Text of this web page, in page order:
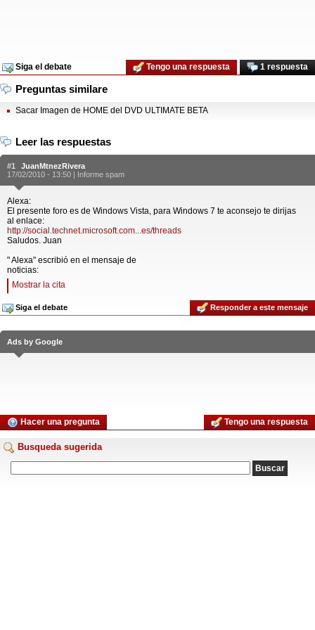
Siga el debate 1 respuesta
Tengo una respuesta
Preguntas similare
Sacar Imagen de HOME del DVD ULTIMATE BETA
Leer las respuestas
#1
JuanMtnezRivera
17/02/2010 - 13:50 | Informe spam
Alexa:
El presente foro es de Windows Vista, para Windows 7 te aconsejo te dirijas
al enlace:
http://social.technet.microsoft.com...es/threads
Saludos. Juan
" Alexa" escribió en el mensaje de
noticias:
Mostrar la cita
Siga el debate Responder a este mensaje
Ads by Google
Hacer una pregunta Tengo una respuesta
Busqueda sugerida